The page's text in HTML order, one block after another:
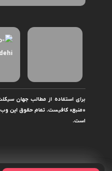
برای استفاده از مطالب جهان
«منبع» کافیست. تمام حقوق اين
است.